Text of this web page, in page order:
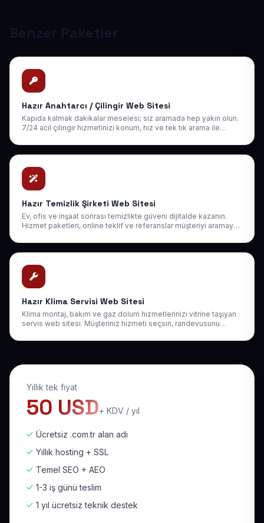
Google mobil sıralamasına uygundur.
Benzer Paketler
Hazır Anahtarcı / Çilingir Web Sitesi
Kapıda kalmak dakikalar meselesi; siz aramada hep yakın olun.
7/24 acil çilingir hizmetinizi konum, hız ve tek tık arama ile
Hazır Temizlik Şirketi Web Sitesi
Ev, ofis ve inşaat sonrası temizlikte güveni dijitalde kazanın.
Hizmet paketleri, online teklif ve referanslar müşteriyi aramaya
Hazır Klima Servisi Web Sitesi
Klima montaj, bakım ve gaz dolum hizmetlerinizi vitrine taşıyan
servis web sitesi. Müşteriniz hizmeti seçsin, randevusunu
Yıllık tek fiyat
50 USD+ KDV / yıl
Ücretsiz .com.tr alan adı
Yıllık hosting + SSL
Temel SEO + AEO
1-3 iş günü teslim
1 yıl ücretsiz teknik destek